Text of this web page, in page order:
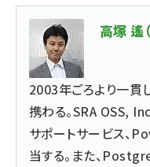
高塚 遙
2003年ごろより一
携わる。SRA OSS,
サポートサービス、
当する。また、